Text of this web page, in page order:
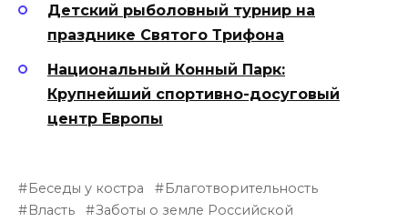
Детский рыболовный турнир на
празднике Святого Трифона
Национальный Конный Парк:
Крупнейший спортивно-досуговый
центр Европы
Беседы у костра
Благотворительность
Власть
Заботы о земле Российской